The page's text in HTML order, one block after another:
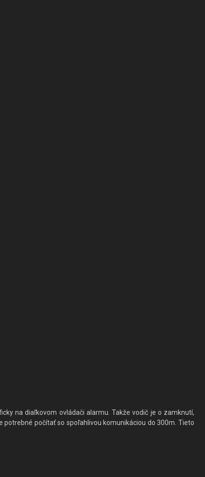
na diaľkovom ovládači alarmu. Takže vodič je o zamknutí,
počítať so spoľahlivou komunikáciou do 300m. Tieto